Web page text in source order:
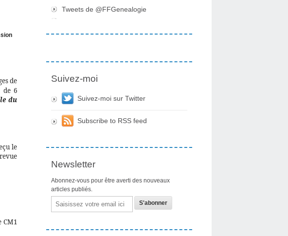
de
de 6
du
le
CM1
Tweets de @FFGenealogie
Suivez-moi
Suivez-moi sur Twitter
Subscribe to RSS feed
Newsletter
Abonnez-vous pour être averti des nouveaux
articles publiés.
Email